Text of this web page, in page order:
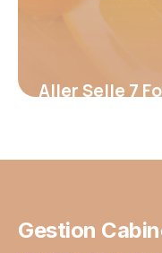
Aller Selle 7
Gestion